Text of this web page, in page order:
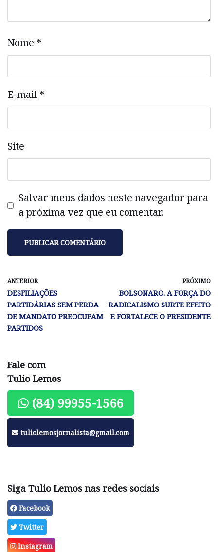
Nome *
E-mail *
Site
Salvar meus dados neste navegador para
a próxima vez que eu comentar.
ANTERIOR
DESFILIAÇÕES
PARTIDÁRIAS SEM PERDA
DE MANDATO PREOCUPAM
PARTIDOS
PRÓXIMO
BOLSONARO. A FORÇA DO
RADICALISMO SURTE EFEITO
E FORTALECE O PRESIDENTE
Fale com
Tulio Lemos
(84) 99955-1566
tuliolemosjornalista@gmail.com
Siga Tulio Lemos nas redes sociais
Facebook
Twitter
Instagram